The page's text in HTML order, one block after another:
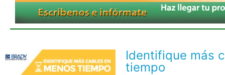
Identifique más
tiempo